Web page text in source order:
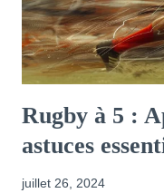
Rugby à 5 :
astuces
juillet 26, 2024